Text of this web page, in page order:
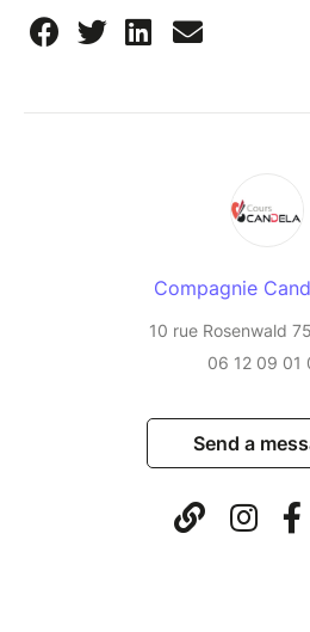
Compagnie
10 rue Rosenwald
06 12 09 01
Send a